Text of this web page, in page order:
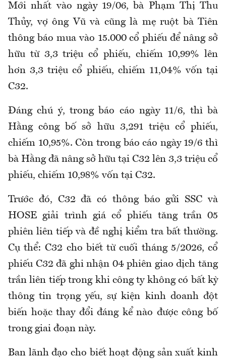
Mới nhất vào ngày 19/06, bà Phạm Thị Thu
Thủy, vợ ông Vũ và cũng là mẹ ruột bà Tiên
thông báo mua vào 15.000 cổ phiếu để nâng sở
hữu từ 3,3 triệu cổ phiếu, chiếm 10,99% lên
hơn 3,3 triệu cổ phiếu, chiếm 11,04% vốn tại
C32.
Đáng chú ý, trong báo cáo ngày 11/6, thì bà
Hằng công bố sở hữu 3,291 triệu cổ phiếu,
chiếm 10,95%. Còn trong báo cáo ngày 19/6 thì
bà Hằng đã nâng sở hữu tại C32 lên 3,3 triệu cổ
phiếu, chiếm 10,98% vốn tại C32.
Trước đó, C32 đã có thông báo gửi SSC và
HOSE giải trình giá cổ phiếu tăng trần 05
phiên liên tiếp và đề nghị kiểm tra bất thường.
Cụ thể: C32 cho biết từ cuối tháng 5/2026, cổ
phiếu C32 đã ghi nhận 04 phiên giao dịch tăng
trần liên tiếp trong khi công ty không có bất kỳ
thông tin trọng yếu, sự kiện kinh doanh đột
biến hoặc thay đổi đáng kể nào được công bố
trong giai đoạn này.
Ban lãnh đạo cho biết hoạt động sản xuất kinh